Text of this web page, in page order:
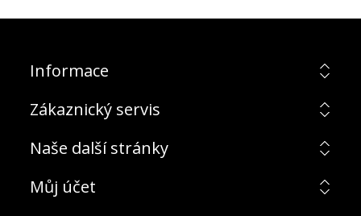
Informace
Zákaznický servis
Naše další stránky
Můj účet